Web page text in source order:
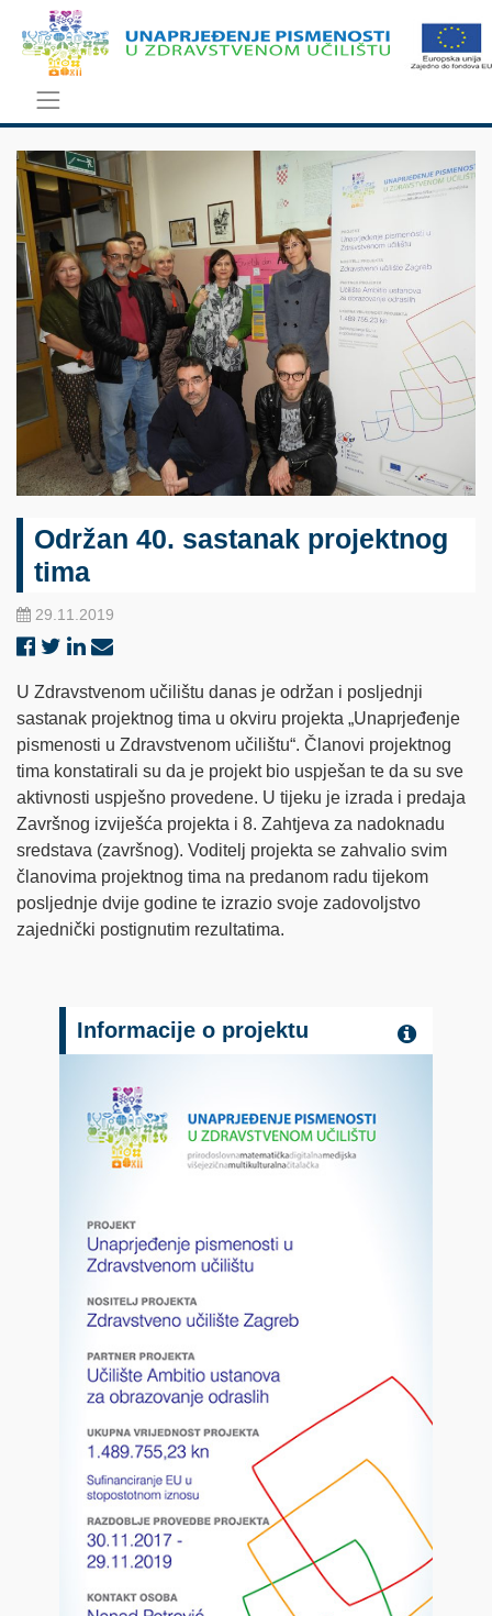
Održan 40. sastanak projektnog
tima
29.11.2019
U Zdravstvenom učilištu danas je održan i posljednji
sastanak projektnog tima u okviru projekta „Unaprjeđenje
pismenosti u Zdravstvenom učilištu“. Članovi projektnog
tima konstatirali su da je projekt bio uspješan te da su sve
aktivnosti uspješno provedene. U tijeku je izrada i predaja
Završnog izviješća projekta i 8. Zahtjeva za nadoknadu
sredstava (završnog). Voditelj projekta se zahvalio svim
članovima projektnog tima na predanom radu tijekom
posljednje dvije godine te izrazio svoje zadovoljstvo
zajednički postignutim rezultatima.
Informacije o projektu